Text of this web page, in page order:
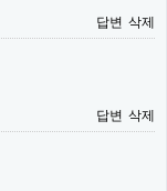
답변 삭제
답변 삭제